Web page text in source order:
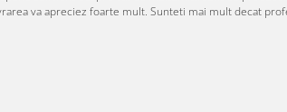
va apreciez foarte mult. Sunteti mai mult decat